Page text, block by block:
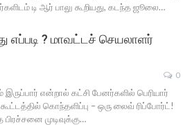
டி ஆர் பாலு கூறியது, கடந்த ஜூலை…
எப்படி ? மாவட்டச் செயலாளர்
0
இருப்பார் என்றால் கட்சி பேனர்களில் பெரியார்
கொந்தளிப்பு – ஒரு லைவ் ரிப்போர்ட்!
முடிவுக்கு…